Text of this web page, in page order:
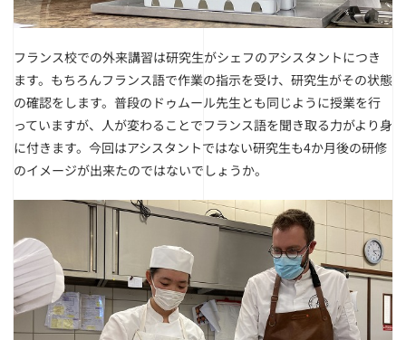
フランス校での外来講習は研究生がシェフのアシスタントにつき
ます。もちろんフランス語で作業の指示を受け、研究生がその状態
の確認をします。普段のドゥムール先生とも同じように授業を行
っていますが、人が変わることでフランス語を聞き取る力がより身
に付きます。 今回はアシスタントではない研究生も4か月後の研修
のイメージが出来たのではないでしょうか。